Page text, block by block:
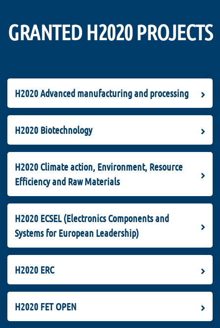
GRANTED H2020 PROJECTS
H2020 Advanced manufacturing and processing
H2020 Biotechnology
H2020 Climate action, Environment, Resource
Efficiency and Raw Materials
H2020 ECSEL (Electronics Components and
Systems for European Leadership)
H2020 ERC
H2020 FET OPEN